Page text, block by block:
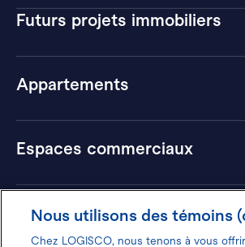
Futurs projets immobiliers
Appartements
Espaces commerciaux
Hôtels
Nous utilisons des témoins
Chez LOGISCO, nous tenons à vous